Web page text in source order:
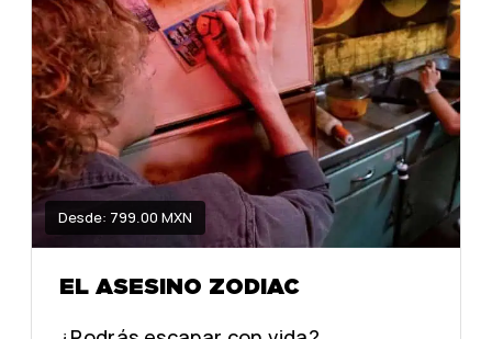
Desde: 799.00 MXN
EL ASESINO ZODIAC